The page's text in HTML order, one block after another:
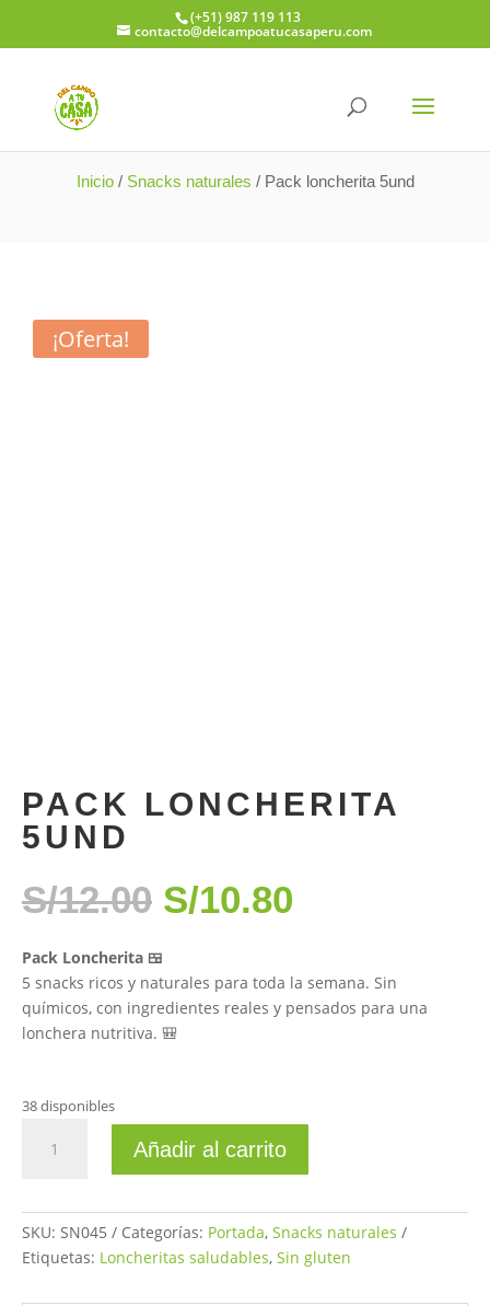
(+51) 987 119 113
contacto@delcampoatucasaperu.com
descuento en todo Loncheritas 🎒 ⚡ 10% de
Inicio/ Snacks naturales / Pack loncherita 5und
¡Oferta!
PACK LONCHERITA
5UND
S/12.00 EL
PRECIO
ERA:
S/12.00.
S/10.80
ES:
S/10.80.
Pack Loncherita 🍱
5 snacks ricos y naturales para toda la semana. Sin
químicos, con ingredientes reales y pensados para una
lonchera nutritiva. 🎒
38 disponibles
loncherita
Añadir al carrito
SKU: SN045 Categorías: Portada, Snacks naturales
Etiquetas: Loncheritas saludables, Sin gluten